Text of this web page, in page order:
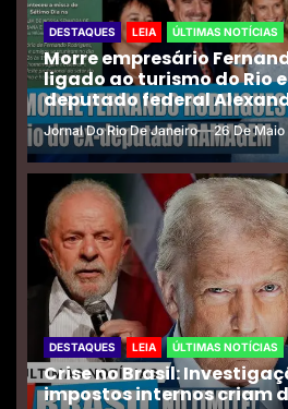
DESTAQUES LEIA ÚLTIMAS NOTÍCIAS
Morre empresário
ligado ao turismo do Rio
deputado federal
Jornal Do Rio De Janeiro 26 De
DESTAQUES LEIA ÚLTIMAS NOTÍCIAS
Crise no Brasil:
impostos internos criam